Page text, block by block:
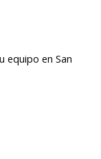
equipo en San